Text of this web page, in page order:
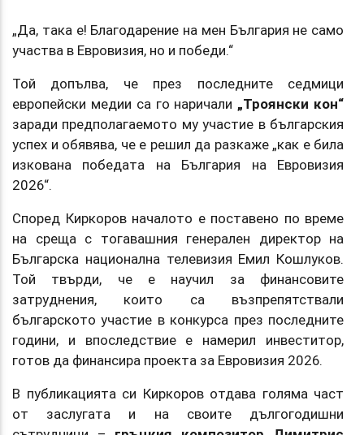
„Да, така е! Благодарение на мен България не само
участва в Евровизия, но и победи.“
Той допълва, че през последните седмици
европейски медии са го наричали „Троянски кон“
заради предполагаемото му участие в българския
успех и обявява, че е решил да разкаже „как е била
изкована победата на България на Евровизия
2026“.
Според Киркоров началото е поставено по време
на среща с тогавашния генерален директор на
Българска национална телевизия Емил Кошлуков.
Той твърди, че е научил за финансовите
затруднения, които са възпрепятствали
българското участие в конкурса през последните
години, и впоследствие е намерил инвеститор,
готов да финансира проекта за Евровизия 2026.
В публикацията си Киркоров отдава голяма част
от заслугата и на своите дългогодишни